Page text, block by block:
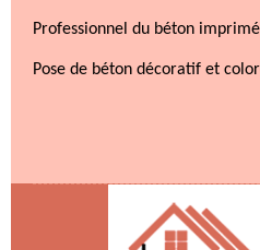
Professionnel du béton
Pose de béton décoratif et